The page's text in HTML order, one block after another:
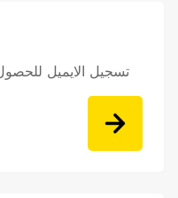
تسجيل الايميل